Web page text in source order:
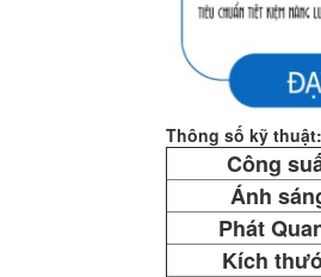
Thông số kỹ thuật:
Công
Ánh
Phát
Kích